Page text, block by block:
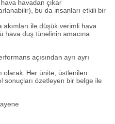
havadan çıkar
bu da insanları etkili bir
akımları ile düşük verimli hava
hava duş tünelinin amacına
açısından ayrı ayrı
olarak. Her ünite, üstlenilen
sonuçları özetleyen bir belge ile